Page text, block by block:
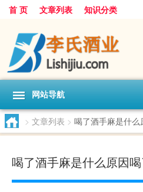
首 页 文章列表 知识分类
网站导航
> 文章列表 > 喝了酒手麻是什
喝了酒手麻是什么原因